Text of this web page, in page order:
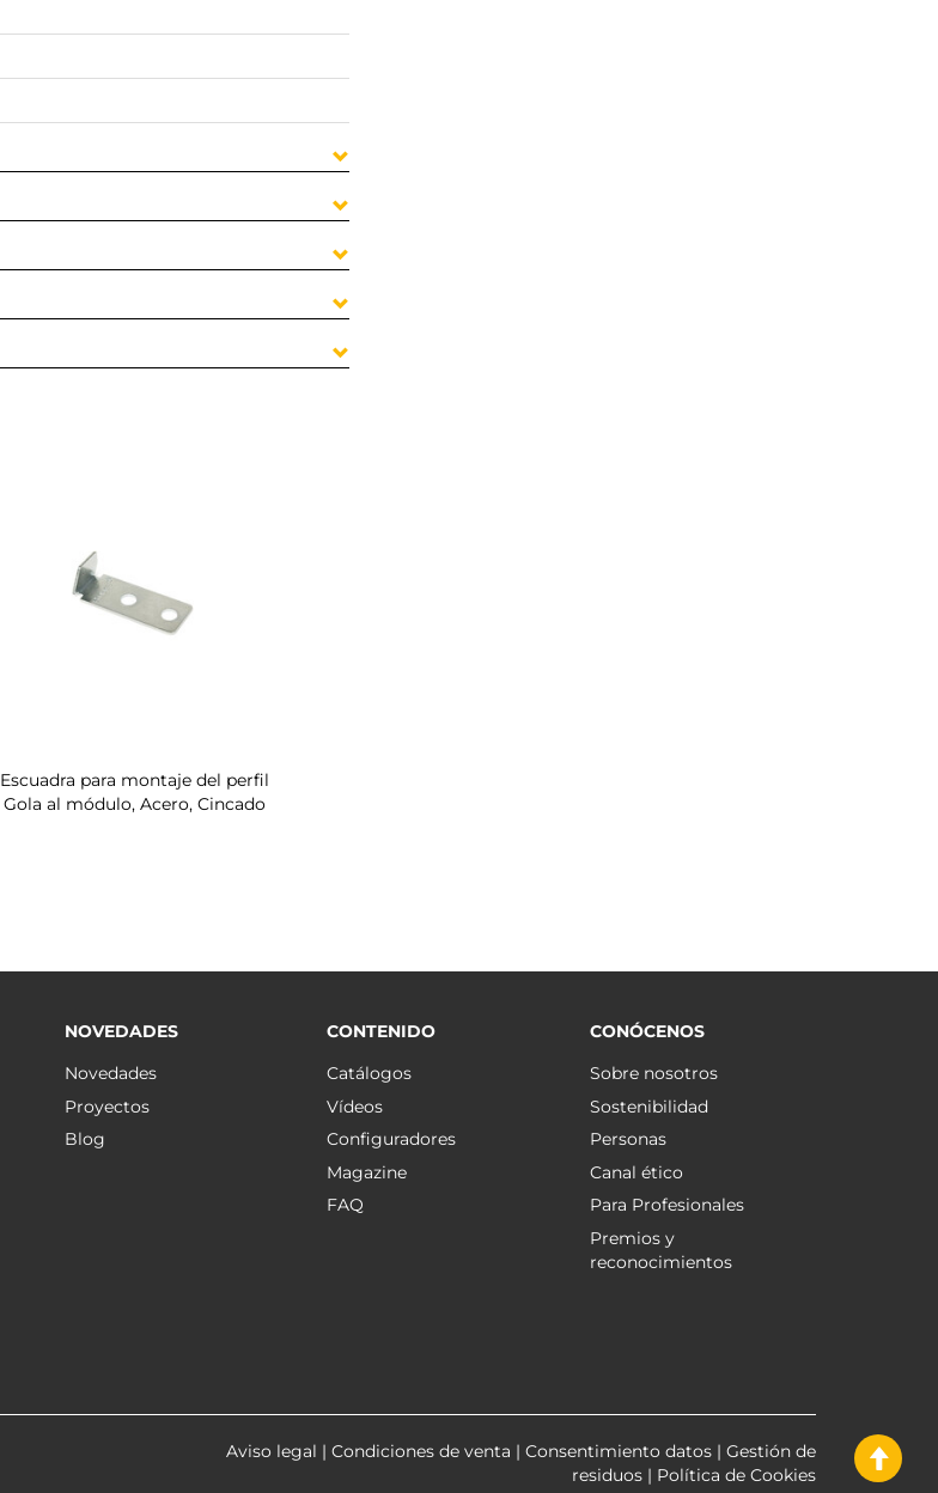
Escuadra para montaje del perfil
Gola al módulo, Acero, Cincado
NOVEDADES
Novedades
Proyectos
Blog
CONTENIDO
Catálogos
Vídeos
Configuradores
Magazine
FAQ
CONÓCENOS
Sobre nosotros
Sostenibilidad
Personas
Canal ético
Para Profesionales
Premios y
reconocimientos
Aviso legal | Condiciones de venta | Consentimiento datos | Gestión de
residuos | Política de Cookies